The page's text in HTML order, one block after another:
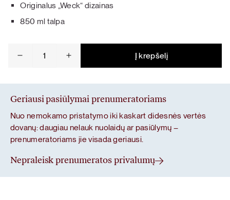
Originalus „Weck“ dizainas
850 ml talpa
kiekis:
stiklainis
Į krepšelį
Geriausi pasiūlymai prenumeratoriams
Nuo nemokamo pristatymo iki kaskart didesnės vertės
dovanų: daugiau nelauk nuolaidų ar pasiūlymų –
prenumeratoriams jie visada geriausi.
Nepraleisk prenumeratos privalumų